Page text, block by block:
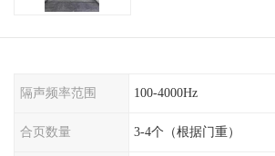
隔声频率范围 100-4000Hz
合页数量 3-4个（根据门重）